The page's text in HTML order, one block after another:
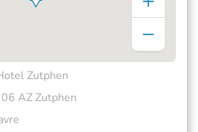
Zutphen
AZ Zutphen